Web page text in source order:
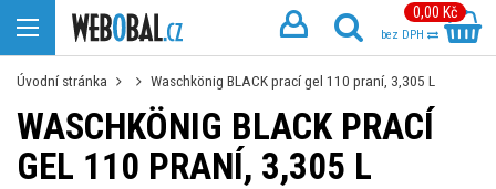
0,00 Kč
bez DPH
Úvodní stránka Waschkönig BLACK prací gel 110 praní, 3,305 L
WASCHKÖNIG BLACK PRACÍ
GEL 110 PRANÍ, 3,305 L